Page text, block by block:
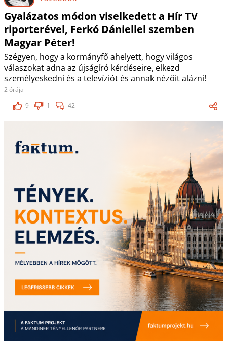
Gyalázatos módon viselkedett a Hír TV
riporterével, Ferkó Dániellel szemben
Magyar Péter!
Szégyen, hogy a kormányfő ahelyett, hogy világos
válaszokat adna az újságíró kérdéseire, elkezd
személyeskedni és a televíziót és annak nézőit alázni!
2 órája
9
1 42